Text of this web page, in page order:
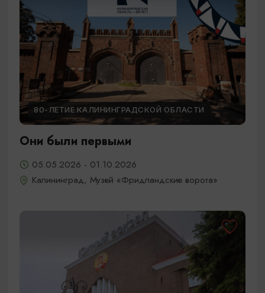
80-ЛЕТИЕ КАЛИНИНГРАДСКОЙ ОБЛАСТИ
Они были первыми
05.05.2026 - 01.10.2026
Калининград, Музей «Фридландские ворота»